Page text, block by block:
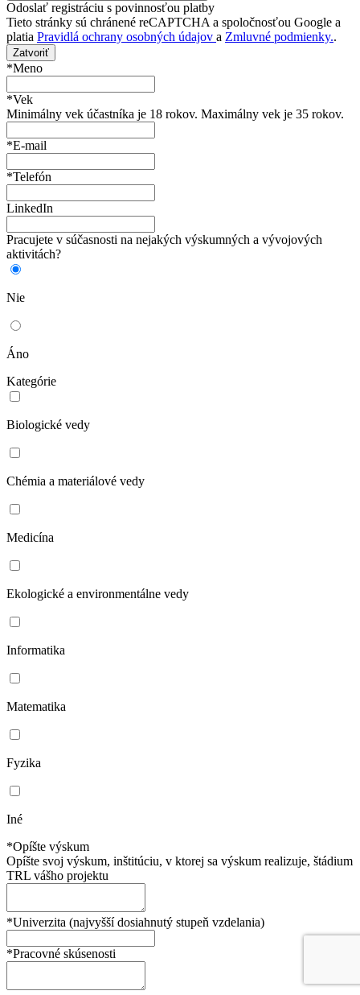
Odoslať registráciu s povinnosťou platby
Tieto stránky sú chránené reCAPTCHA a spoločnosťou Google a
platia Pravidlá ochrany osobných údajov a Zmluvné podmienky..
Zatvoriť
*Meno
*Vek
Minimálny vek účastníka je 18 rokov. Maximálny vek je 35 rokov.
*E-mail
*Telefón
LinkedIn
Pracujete v súčasnosti na nejakých výskumných a vývojových
aktivitách?
Nie
Áno
Kategórie
Biologické vedy
Chémia a materiálové vedy
Medicína
Ekologické a environmentálne vedy
Informatika
Matematika
Fyzika
Iné
*Opíšte výskum
Opíšte svoj výskum, inštitúciu, v ktorej sa výskum realizuje, štádium
TRL vášho projektu
*Univerzita (najvyšší dosiahnutý stupeň vzdelania)
*Pracovné skúsenosti